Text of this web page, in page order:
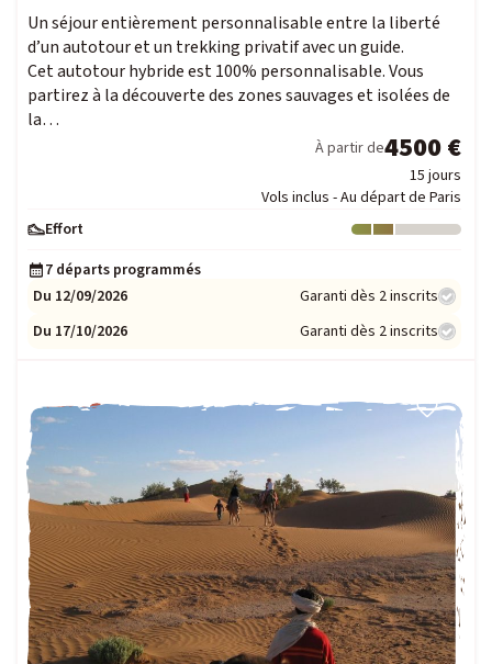
Un séjour entièrement personnalisable entre la liberté
d’un autotour et un trekking privatif avec un guide.
Cet autotour hybride est 100% personnalisable. Vous
partirez à la découverte des zones sauvages et isolées de
la…
À partir de4500 €
15 jours
Vols inclus - Au départ de Paris
Effort
Niveau : 2
7 départs programmés
Du 12/09/2026
Garanti dès 2 inscrits
Du 17/10/2026
Garanti dès 2 inscrits